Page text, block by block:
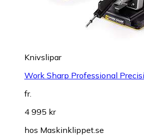
Knivslipar
Work Sharp Professional
fr.
4 995 kr
hos Maskinklippet.se